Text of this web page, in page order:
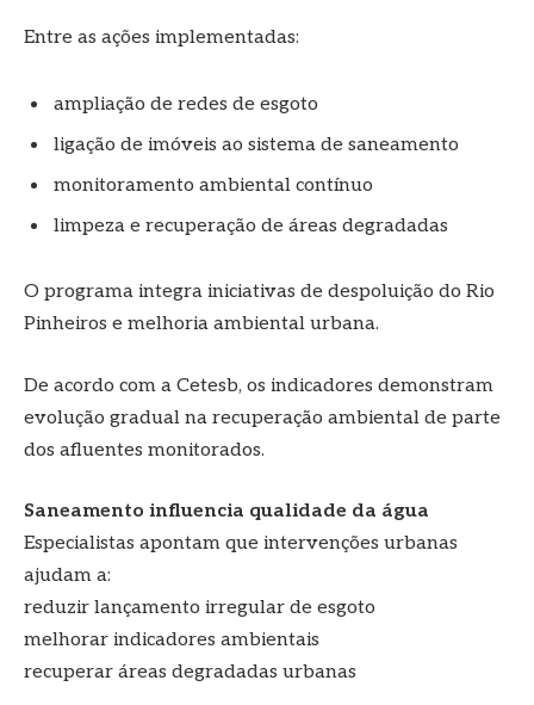
Entre as ações implementadas:
ampliação de redes de esgoto
ligação de imóveis ao sistema de saneamento
monitoramento ambiental contínuo
limpeza e recuperação de áreas degradadas
O programa integra iniciativas de despoluição do Rio
Pinheiros e melhoria ambiental urbana.
De acordo com a Cetesb, os indicadores demonstram
evolução gradual na recuperação ambiental de parte
dos afluentes monitorados.
Saneamento influencia qualidade da água
Especialistas apontam que intervenções urbanas
ajudam a:
reduzir lançamento irregular de esgoto
melhorar indicadores ambientais
recuperar áreas degradadas urbanas